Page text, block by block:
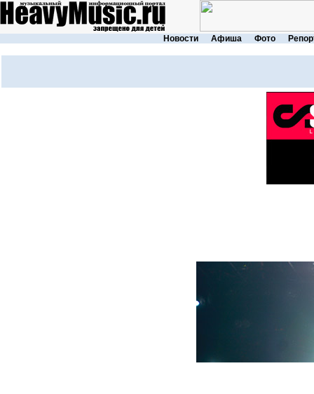
Новости Афиша Фото